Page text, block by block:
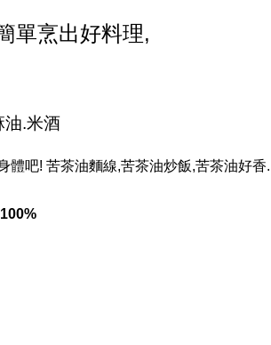
單烹出好料理,
油.米酒
體吧! 苦茶油麵線,苦茶油炒飯,苦茶油好香